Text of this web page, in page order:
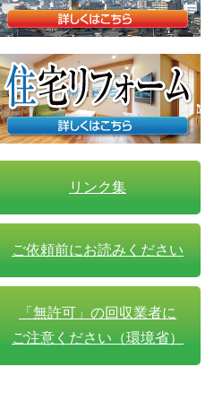
リンク集
ご依頼前にお読みください
「無許可」の回収業者に
ご注意ください（環境省）